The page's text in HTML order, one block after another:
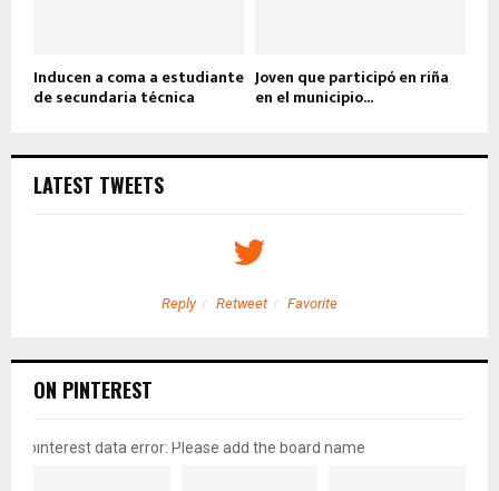
Inducen a coma a estudiante
de secundaria técnica
Joven que participó en riña
en el municipio...
LATEST TWEETS
Reply Retweet Favorite
ON PINTEREST
pinterest data error: Please add the board name